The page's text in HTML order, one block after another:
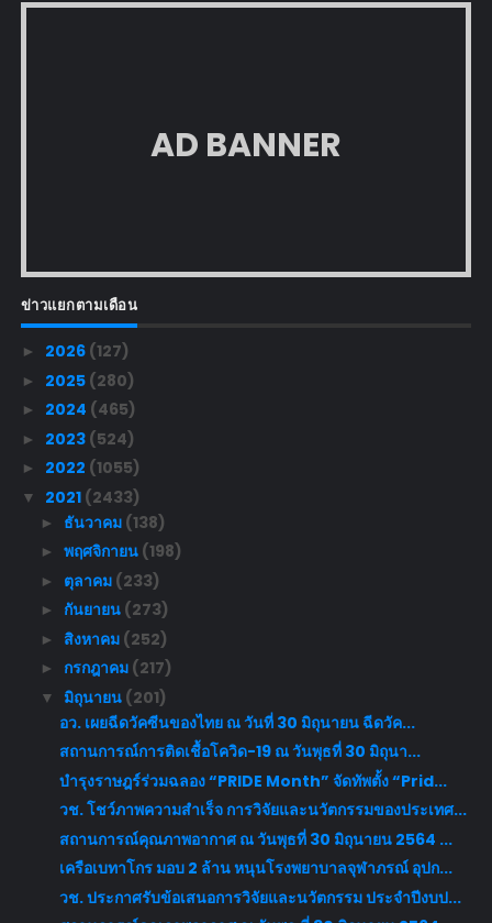
AD BANNER
ข่าวแยกตามเดือน
► 2026 (127)
► 2025 (280)
► 2024 (465)
► 2023 (524)
► 2022 (1055)
▼ 2021 (2433)
► ธันวาคม (138)
► พฤศจิกายน (198)
► ตุลาคม (233)
► กันยายน (273)
► สิงหาคม (252)
► กรกฎาคม (217)
▼ มิถุนายน (201)
อว. เผยฉีดวัคซีนของไทย ณ วันที่ 30 มิถุนายน ฉีดวัค...
สถานการณ์การติดเชื้อโควิด-19 ณ วันพุธที่ 30 มิถุนา...
บำรุงราษฎร์ร่วมฉลอง “PRIDE Month” จัดทัพตั้ง “Prid...
วช. โชว์ภาพความสำเร็จ การวิจัยและนวัตกรรมของประเทศ...
สถานการณ์คุณภาพอากาศ ณ วันพุธที่ 30 มิถุนายน 2564 ...
เครือเบทาโกร มอบ 2 ล้าน หนุนโรงพยาบาลจุฬาภรณ์ อุปก...
วช. ประกาศรับข้อเสนอการวิจัยและนวัตกรรม ประจำปีงบป...